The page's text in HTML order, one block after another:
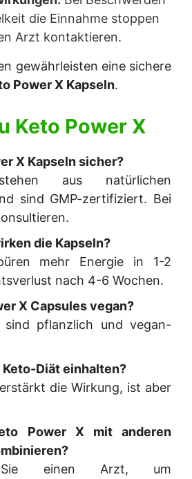
die Einnahme stoppen
Arzt kontaktieren.
gewährleisten eine sichere
Power X Kapseln.
Keto Power X
X Kapseln sicher?
aus natürlichen
sind GMP-zertifiziert. Bei
die Kapseln?
mehr Energie in 1-2
nach 4-6 Wochen.
X Capsules vegan?
sind pflanzlich und vegan-
Diät einhalten?
die Wirkung, ist aber
Power X mit anderen
Sie einen Arzt, um